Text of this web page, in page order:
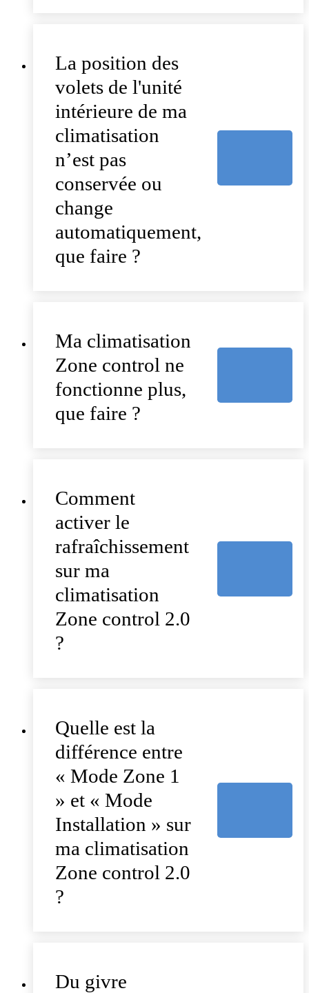
La position des
volets de l'unité
intérieure de ma
climatisation
n’est pas
conservée ou
change
automatiquement,
que faire ?
Ma climatisation
Zone control ne
fonctionne plus,
que faire ?
Comment
activer le
rafraîchissement
sur ma
climatisation
Zone control 2.0
?
Quelle est la
différence entre
« Mode Zone 1
» et « Mode
Installation » sur
ma climatisation
Zone control 2.0
?
Du givre